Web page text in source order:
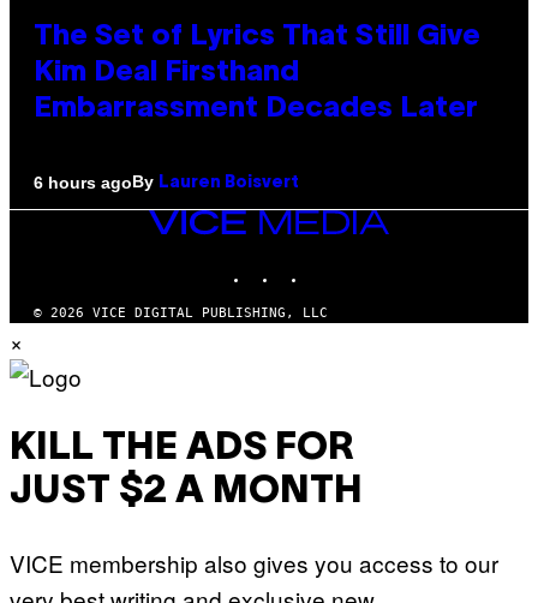
The Set of Lyrics That Still Give
Kim Deal Firsthand
Embarrassment Decades Later
6 hours agoBy Lauren Boisvert
VICE
© 2026 VICE DIGITAL PUBLISHING, LLC
×
KILL THE ADS FOR
JUST $2 A MONTH
VICE membership also gives you access to our